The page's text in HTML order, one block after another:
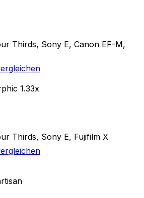
Thirds, Sony E, Canon EF-M,
1.33x
Thirds, Sony E, Fujifilm X